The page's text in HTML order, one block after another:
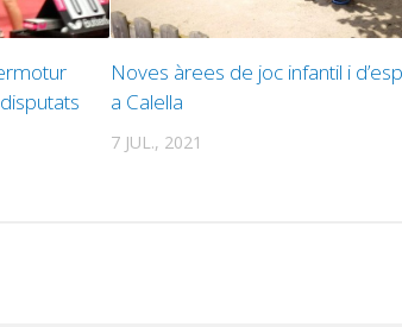
Noves àrees de joc infantil i
a Calella
7 JUL., 2021